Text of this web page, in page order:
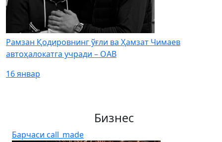
Рамзан Қодировнинг ўғли ва Ҳамзат Чимаев
автоҳалокатга учради – ОАВ
16 январ
Бизнес
Барчаси call_made